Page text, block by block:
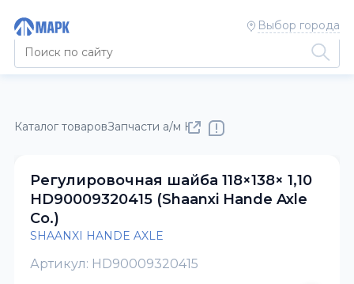
Выбор города
Каталог товаровЗапчасти а/м КАМАЗ
Регулировочная шайба 118×138× 1,10
HD90009320415 (Shaanxi Hande Axle
Co.)
SHAANXI HANDE AXLE
Артикул: HD90009320415